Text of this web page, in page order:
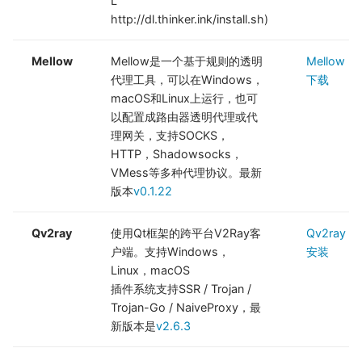
http://dl.thinker.ink/install.sh)
Mellow
Mellow是一个基于规则的透明
代理工具，可以在Windows，
macOS和Linux上运行，也可
以配置成路由器透明代理或代
理网关，支持SOCKS，
HTTP，Shadowsocks，
VMess等多种代理协议。最新
版本v0.1.22
Mellow
下载
Qv2ray
使用Qt框架的跨平台V2Ray客
户端。支持Windows，
Linux，macOS
插件系统支持SSR / Trojan /
Trojan-Go / NaiveProxy，最
新版本是v2.6.3
Qv2ray
安装